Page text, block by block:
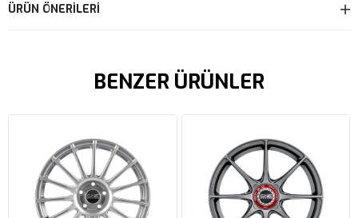
ÜRÜN ÖNERILERI
BENZER ÜRÜNLER